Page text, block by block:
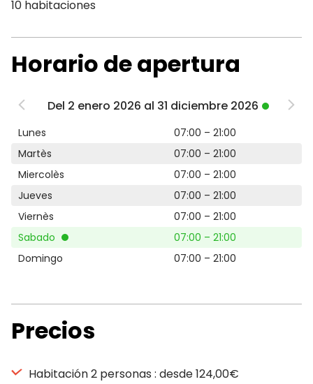
10 habitaciones
Horario de apertura
Del 2 enero 2026 al 31 diciembre 2026
Lunes
07:00 – 21:00
Martès
07:00 – 21:00
Miercolès
07:00 – 21:00
Jueves
07:00 – 21:00
Viernès
07:00 – 21:00
Sabado
07:00 – 21:00
Domingo
07:00 – 21:00
Precios
Habitación 2 personas : desde 124,00€